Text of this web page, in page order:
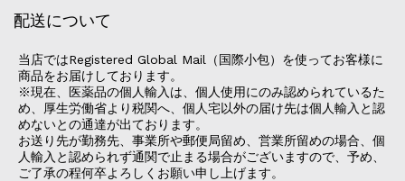
配送について
当店ではRegistered Global Mail（国際小包）を使ってお客様に
商品をお届けしております。
※現在、医薬品の個人輸入は、個人使用にのみ認められているた
め、厚生労働省より税関へ、個人宅以外の届け先は個人輸入と認
めないとの通達が出ております。
お送り先が勤務先、事業所や郵便局留め、営業所留めの場合、個
人輸入と認められず通関で止まる場合がございますので、予め、
ご了承の程何卒よろしくお願い申し上げます。